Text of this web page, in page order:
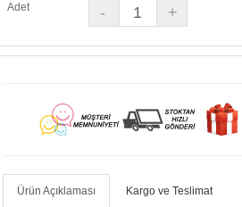
Adet
Ürün Açıklaması Kargo ve Teslimat